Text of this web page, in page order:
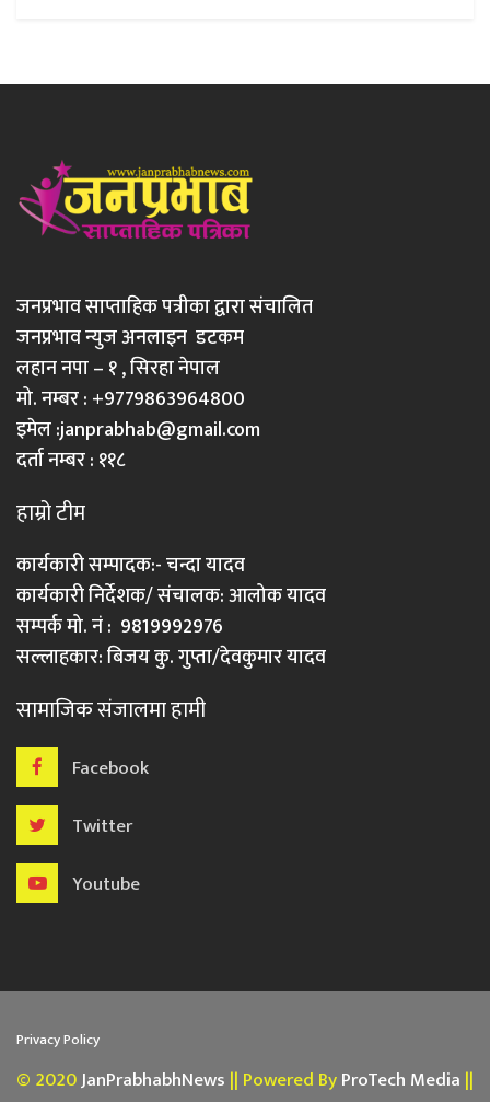
जनप्रभाव साप्ताहिक पत्रीका द्वारा संचालित
जनप्रभाव न्युज अनलाइन डटकम
लहान नपा – १ , सिरहा नेपाल
मो. नम्बर : +9779863964800
इमेल :janprabhab@gmail.com
दर्ता नम्बर : ११८
हाम्रो टीम
कार्यकारी सम्पादक:- चन्दा यादव
कार्यकारी निर्देशक/ संचालक: आलोक यादव
सम्पर्क मो. नं : 9819992976
सल्लाहकार: बिजय कु. गुप्ता/देवकुमार यादव
सामाजिक संजालमा हामी
Facebook
Twitter
Youtube
Privacy Policy
© 2020JanPrabhabhNews || Powered ByProTech Media ||